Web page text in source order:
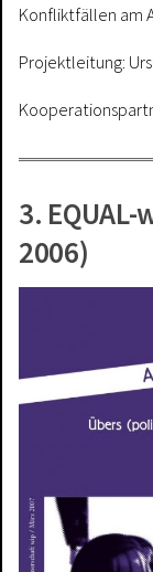
Konfliktfällen am
Projektleitung:
3.
2006)